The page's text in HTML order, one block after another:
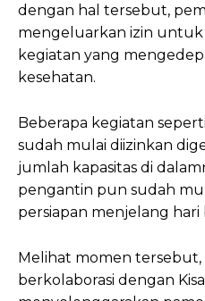
dengan hal tersebut,
mengeluarkan izin
kegiatan yang
kesehatan.
Beberapa kegiatan
sudah mulai diizinkan
jumlah kapasitas di
pengantin pun sudah
persiapan menjelang hari
Melihat momen tersebut,
berkolaborasi dengan